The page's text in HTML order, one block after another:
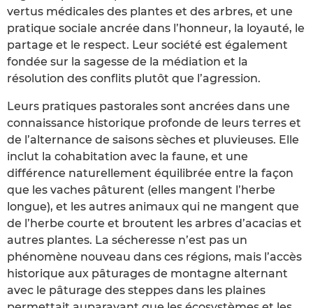
vertus médicales des plantes et des arbres, et une
pratique sociale ancrée dans l’honneur, la loyauté, le
partage et le respect. Leur société est également
fondée sur la sagesse de la médiation et la
résolution des conflits plutôt que l’agression.
Leurs pratiques pastorales sont ancrées dans une
connaissance historique profonde de leurs terres et
de l’alternance de saisons sèches et pluvieuses. Elle
inclut la cohabitation avec la faune, et une
différence naturellement équilibrée entre la façon
que les vaches pâturent (elles mangent l’herbe
longue), et les autres animaux qui ne mangent que
de l’herbe courte et broutent les arbres d’acacias et
autres plantes. La sécheresse n’est pas un
phénomène nouveau dans ces régions, mais l’accès
historique aux pâturages de montagne alternant
avec le pâturage des steppes dans les plaines